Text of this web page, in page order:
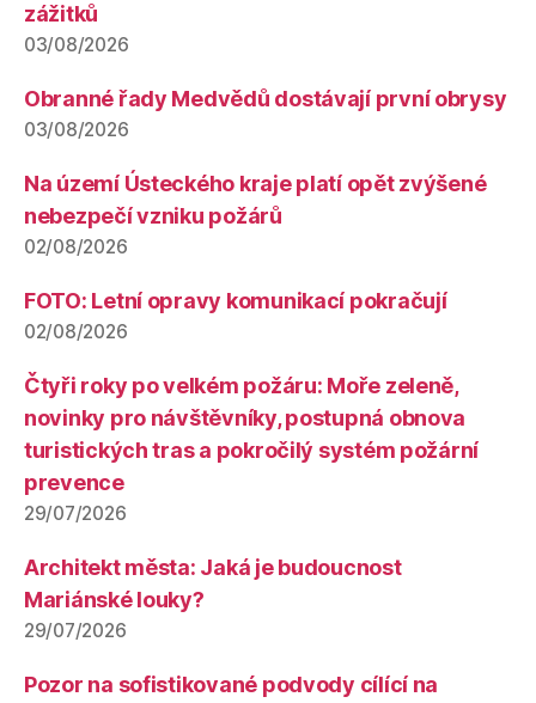
zážitků
03/08/2026
Obranné řady Medvědů dostávají první obrysy
03/08/2026
Na území Ústeckého kraje platí opět zvýšené
nebezpečí vzniku požárů
02/08/2026
FOTO: Letní opravy komunikací pokračují
02/08/2026
Čtyři roky po velkém požáru: Moře zeleně,
novinky pro návštěvníky, postupná obnova
turistických tras a pokročilý systém požární
prevence
29/07/2026
Architekt města: Jaká je budoucnost
Mariánské louky?
29/07/2026
Pozor na sofistikované podvody cílící na